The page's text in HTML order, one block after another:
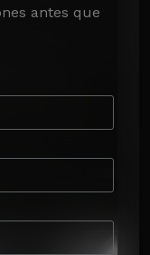
antes que